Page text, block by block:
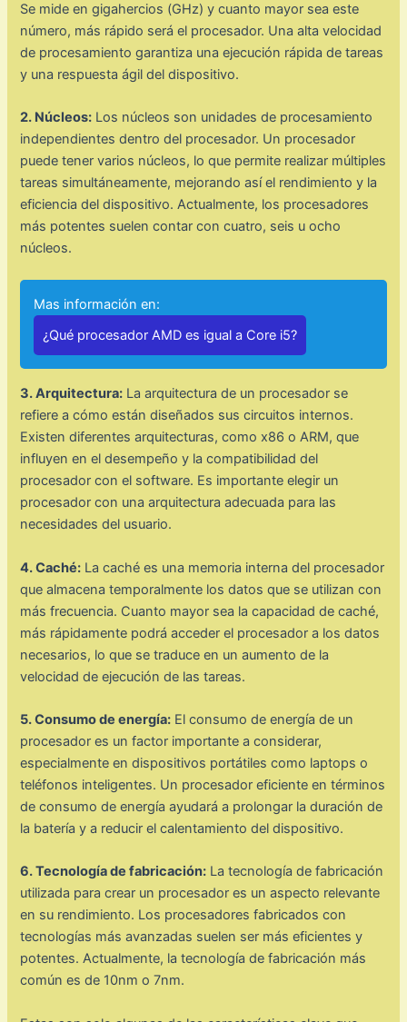
Se mide en gigahercios (GHz) y cuanto mayor sea este
número, más rápido será el procesador. Una alta velocidad
de procesamiento garantiza una ejecución rápida de tareas
y una respuesta ágil del dispositivo.
2. Núcleos: Los núcleos son unidades de procesamiento
independientes dentro del procesador. Un procesador
puede tener varios núcleos, lo que permite realizar múltiples
tareas simultáneamente, mejorando así el rendimiento y la
eficiencia del dispositivo. Actualmente, los procesadores
más potentes suelen contar con cuatro, seis u ocho
núcleos.
Mas información en:
¿Qué procesador AMD es igual a Core i5?
3. Arquitectura: La arquitectura de un procesador se
refiere a cómo están diseñados sus circuitos internos.
Existen diferentes arquitecturas, como x86 o ARM, que
influyen en el desempeño y la compatibilidad del
procesador con el software. Es importante elegir un
procesador con una arquitectura adecuada para las
necesidades del usuario.
4. Caché: La caché es una memoria interna del procesador
que almacena temporalmente los datos que se utilizan con
más frecuencia. Cuanto mayor sea la capacidad de caché,
más rápidamente podrá acceder el procesador a los datos
necesarios, lo que se traduce en un aumento de la
velocidad de ejecución de las tareas.
5. Consumo de energía: El consumo de energía de un
procesador es un factor importante a considerar,
especialmente en dispositivos portátiles como laptops o
teléfonos inteligentes. Un procesador eficiente en términos
de consumo de energía ayudará a prolongar la duración de
la batería y a reducir el calentamiento del dispositivo.
6. Tecnología de fabricación: La tecnología de fabricación
utilizada para crear un procesador es un aspecto relevante
en su rendimiento. Los procesadores fabricados con
tecnologías más avanzadas suelen ser más eficientes y
potentes. Actualmente, la tecnología de fabricación más
común es de 10nm o 7nm.